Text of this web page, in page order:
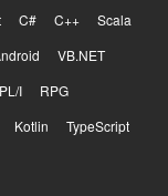
C# C++
Scala
VB.NET
PL/I
RPG
Kotlin
TypeScript